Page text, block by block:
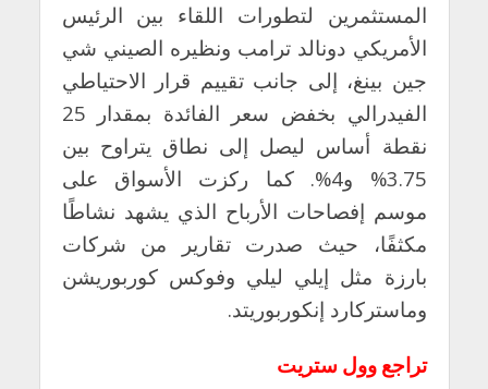
المستثمرين لتطورات اللقاء بين الرئيس
الأمريكي دونالد ترامب ونظيره الصيني شي
جين بينغ، إلى جانب تقييم قرار الاحتياطي
الفيدرالي بخفض سعر الفائدة بمقدار 25
نقطة أساس ليصل إلى نطاق يتراوح بين
3.75% و4%. كما ركزت الأسواق على
موسم إفصاحات الأرباح الذي يشهد نشاطًا
مكثفًا، حيث صدرت تقارير من شركات
بارزة مثل إيلي ليلي وفوكس كوربوريشن
وماستركارد إنكوربوريتد.
تراجع وول ستريت